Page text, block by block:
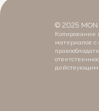
© 2025 MON
Копирование
материалов с
действующим